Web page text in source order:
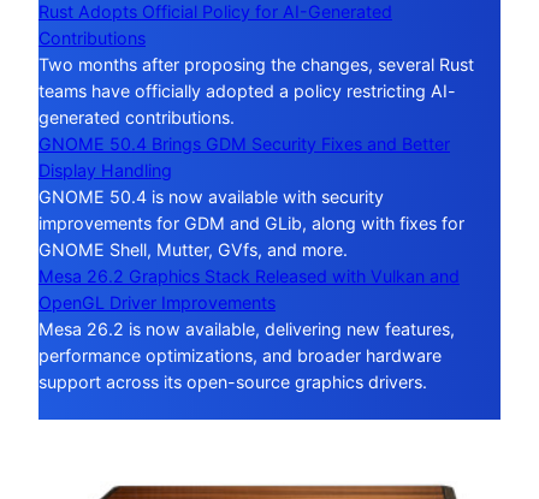
Rust Adopts Official Policy for AI-Generated
Contributions
Two months after proposing the changes, several Rust
teams have officially adopted a policy restricting AI-
generated contributions.
GNOME 50.4 Brings GDM Security Fixes and Better
Display Handling
GNOME 50.4 is now available with security
improvements for GDM and GLib, along with fixes for
GNOME Shell, Mutter, GVfs, and more.
Mesa 26.2 Graphics Stack Released with Vulkan and
OpenGL Driver Improvements
Mesa 26.2 is now available, delivering new features,
performance optimizations, and broader hardware
support across its open-source graphics drivers.